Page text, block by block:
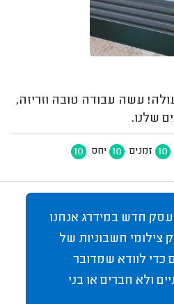
עשה עבודה טובה וזריזה,
שלנו.
10 זמנים 10 יחס 10
עסק חדש במידרג אנחנו
צילומי חשבוניות של
כדי לוודא שמדובר
ולא חברים או בני